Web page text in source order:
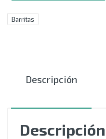
Barritas
Descripción
Descripción